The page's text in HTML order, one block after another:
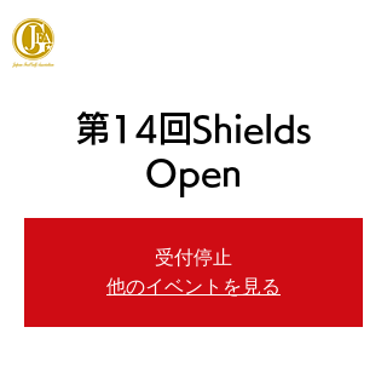
第14回Shields
Open
受付停止
他のイベントを見る